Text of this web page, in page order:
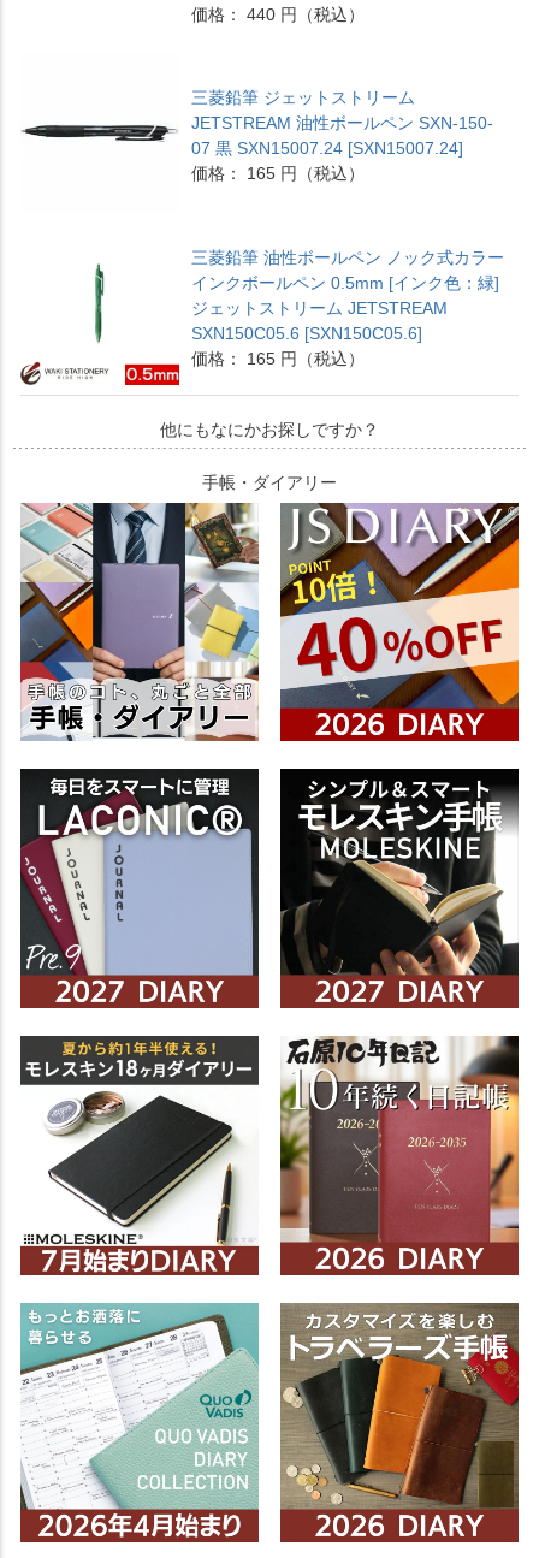
価格： 440 円（税込）
三菱鉛筆 ジェットストリーム
JETSTREAM 油性ボールペン SXN-150-
07 黒 SXN15007.24 [SXN15007.24]
価格： 165 円（税込）
三菱鉛筆 油性ボールペン ノック式カラー
インクボールペン 0.5mm [インク色：緑]
ジェットストリーム JETSTREAM
SXN150C05.6 [SXN150C05.6]
価格： 165 円（税込）
他にもなにかお探しですか？
手帳・ダイアリー